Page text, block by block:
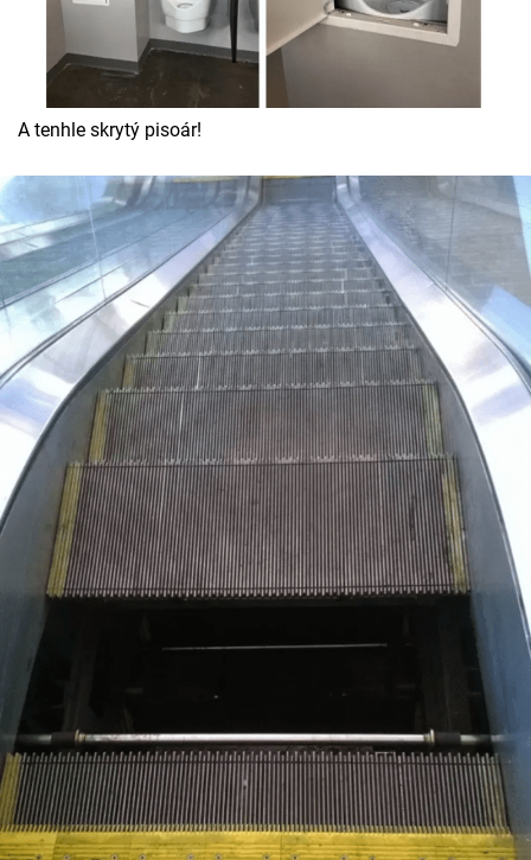
A tenhle skrytý pisoár!